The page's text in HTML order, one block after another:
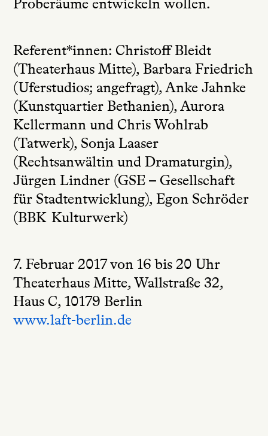
Proberäume entwickeln wollen.
Referent*innen: Christoff Bleidt
(Theaterhaus Mitte), Barbara Friedrich
(Uferstudios; angefragt), Anke Jahnke
(Kunstquartier Bethanien), Aurora
Kellermann und Chris Wohlrab
(Tatwerk), Sonja Laaser
(Rechtsanwältin und Dramaturgin),
Jürgen Lindner (GSE – Gesellschaft
für Stadtentwicklung), Egon Schröder
(BBK Kulturwerk)
7. Februar 2017 von 16 bis 20 Uhr
Theaterhaus Mitte, Wallstraße 32,
Haus C, 10179 Berlin
www.laft-berlin.de